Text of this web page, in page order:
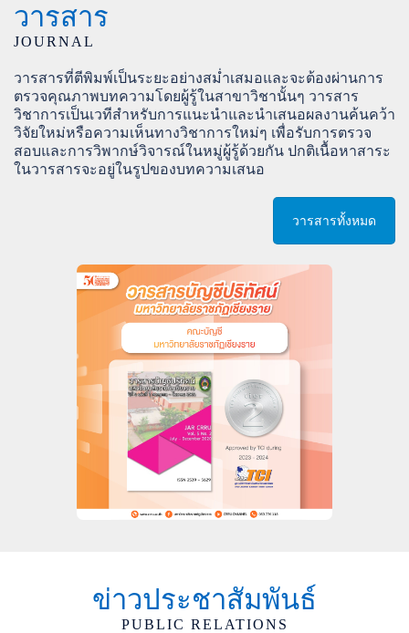
วารสาร
JOURNAL
วารสารที่ตีพิมพ์เป็นระยะอย่างสม่ำเสมอและจะต้องผ่านการ
ตรวจคุณภาพบทความโดยผู้รู้ในสาขาวิชานั้นๆ วารสาร
วิชาการเป็นเวทีสำหรับการแนะนำและนำเสนอผลงานค้นคว้า
วิจัยใหม่หรือความเห็นทางวิชาการใหม่ๆ เพื่อรับการตรวจ
สอบและการวิพากษ์วิจารณ์ในหมู่ผู้รู้ด้วยกัน ปกติเนื้อหาสาระ
ในวารสารจะอยู่ในรูปของบทความเสนอ
วารสารทั้งหมด
ข่าวประชาสัมพันธ์
PUBLIC RELATIONS